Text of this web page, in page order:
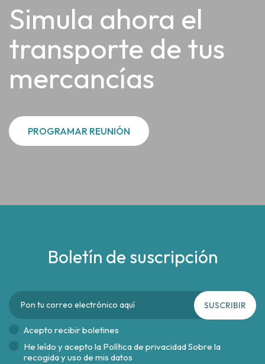
Simula ahora el
transporte de tus
mercancías
PROGRAMAR REUNIÓN
Boletín de suscripción
SUSCRIBIR
Acepto recibir boletines
He leído y acepto la Política de privacidad Sobre la
recogida y uso de mis datos